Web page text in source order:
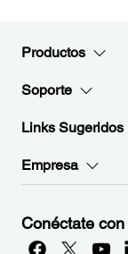
Productos
Soporte
Links Sugeridos
Empresa
Conéctate